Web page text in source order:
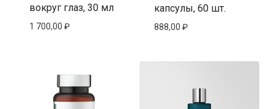
вокруг глаз, 30 мл
1 700,00 ₽
капсулы, 60 шт.
888,00 ₽